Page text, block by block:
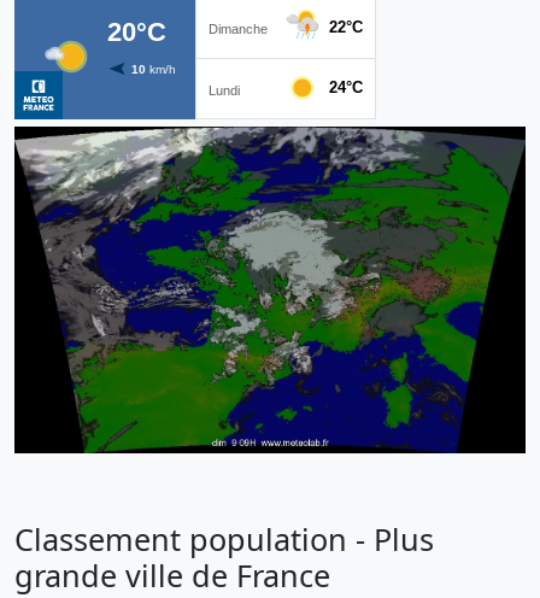
Classement population - Plus
grande ville de France